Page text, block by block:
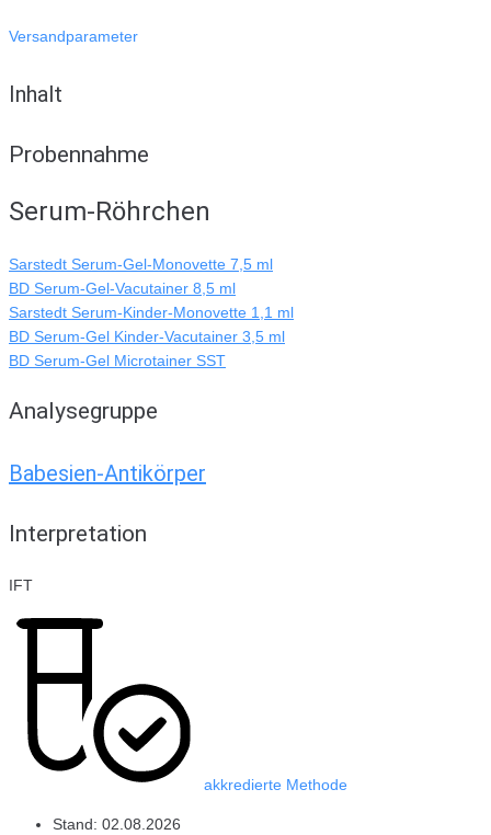
Versandparameter
Inhalt
Probennahme
Serum-Röhrchen
Sarstedt Serum-Gel-Monovette 7,5 ml
BD Serum-Gel-Vacutainer 8,5 ml
Sarstedt Serum-Kinder-Monovette 1,1 ml
BD Serum-Gel Kinder-Vacutainer 3,5 ml
BD Serum-Gel Microtainer SST
Analysegruppe
Babesien-Antikörper
Interpretation
IFT
akkredierte Methode
Stand: 02.08.2026